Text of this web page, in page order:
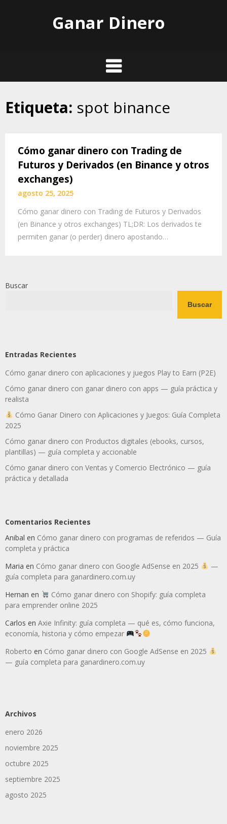
Ganar Dinero
Etiqueta: spot binance
Cómo ganar dinero con Trading de
Futuros y Derivados (en Binance y otros
exchanges)
agosto 25, 2025
Cómo ganar dinero con Trading de Futuros y Derivados
(en Binance y otros exchanges) TL;DR: Los derivados te
permiten ganar (o perder) dinero apostando…
Buscar
Buscar
Entradas Recientes
Cómo ganar dinero con aplicaciones y juegos Play to Earn (P2E)
Cómo ganar dinero con ganar dinero con apps — guía práctica y
realista
Cómo Ganar Dinero con Aplicaciones y Juegos: Guía Completa
2025
Cómo ganar dinero con Productos digitales (ebooks, cursos,
plantillas) — guía completa y accionable
Cómo ganar dinero con Ventas y Comercio Electrónico — guía
práctica y detallada
Comentarios Recientes
Anibal en Cómo ganar dinero con programas de referidos — Guía
completa y práctica
Maria en Cómo ganar dinero con Google AdSense en 2025
—
guía completa para ganardinero.com.uy
Hernan en
Cómo ganar dinero con Shopify: guía completa
para emprender online 2025
Carlos en Axie Infinity: guía completa — qué es, cómo funciona,
economía, historia y cómo empezar
Roberto en Cómo ganar dinero con Google AdSense en 2025
— guía completa para ganardinero.com.uy
Archivos
enero 2026
noviembre 2025
octubre 2025
septiembre 2025
agosto 2025